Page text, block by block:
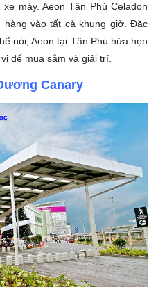
máy. Aeon Tân Phú Celadon
hàng vào tất cả khung giờ. Đặc
nói, Aeon tại Tân Phú hứa hẹn
để mua sắm và giải trí.
Canary